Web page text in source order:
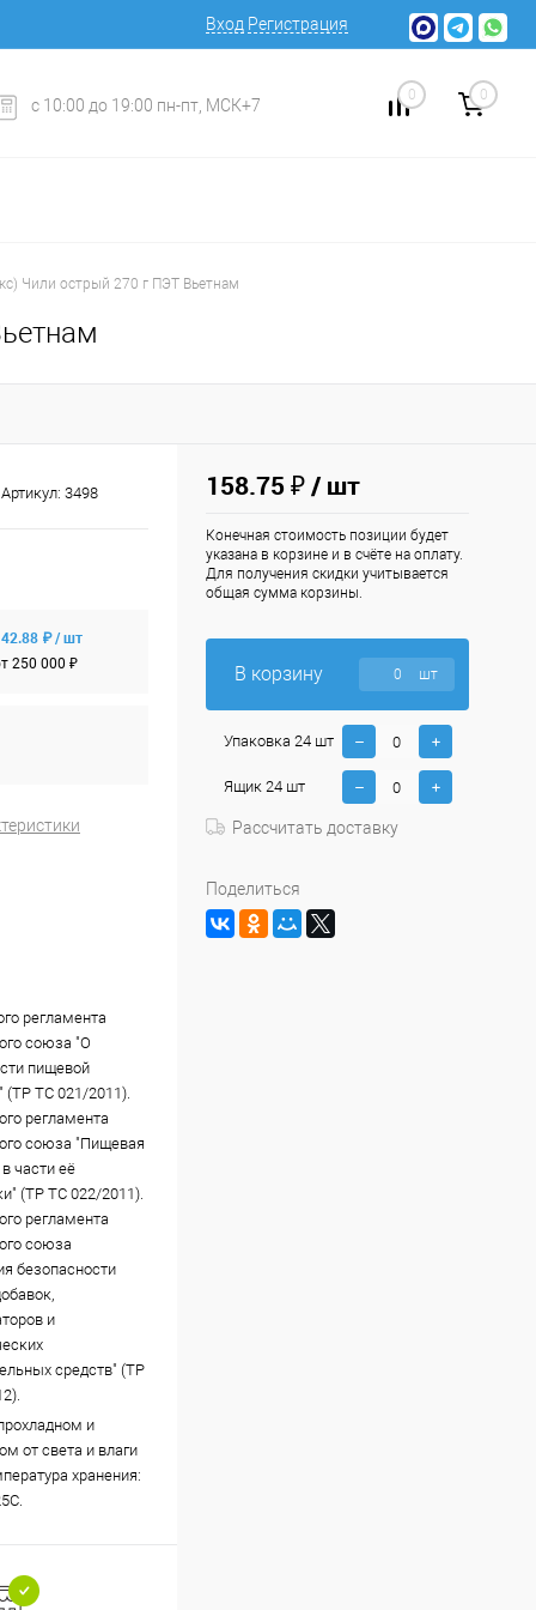
Вход Регистрация
с 10:00 до 19:00 пн-пт, МСК+7
0 0
Чили острый 270 г ПЭТ Вьетнам
Артикул: 3498
₽ / шт
250 000 ₽
регламента
союза "О
пищевой
(ТР ТС 021/2011).
регламента
союза "Пищевая
части её
(ТР ТС 022/2011).
регламента
союза
безопасности
и
средств" (ТР
и
от света и влаги
хранения:
158.75 ₽/ шт
Конечная стоимость позиции будет
указана в корзине и в счёте на оплату.
Для получения скидки учитывается
общая сумма корзины.
В корзину шт
Упаковка 24 шт
Ящик 24 шт
Рассчитать доставку
Поделиться